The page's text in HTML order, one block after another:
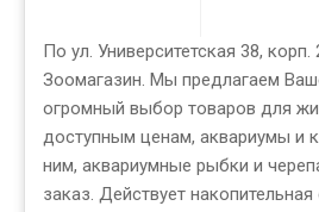
По ул. Университетская 38,
Зоомагазин. Мы предлагаем
огромный выбор товаров для
доступным ценам, аквариумы и
ним, аквариумные рыбки и
заказ. Действует